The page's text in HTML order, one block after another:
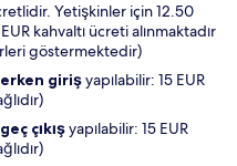
Yetişkinler için 12.50
kahvaltı ücreti alınmaktadır
göstermektedir)
erken girişyapılabilir: 15 EUR
geç çıkışyapılabilir: 15 EUR